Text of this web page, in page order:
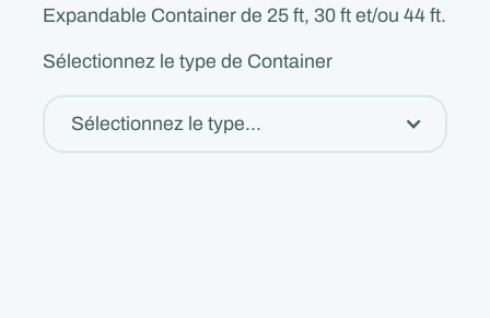
Expandable Container de 25 ft, 30 ft et/ou 44 ft.
Sélectionnez le type de Container
Sélectionnez le type...